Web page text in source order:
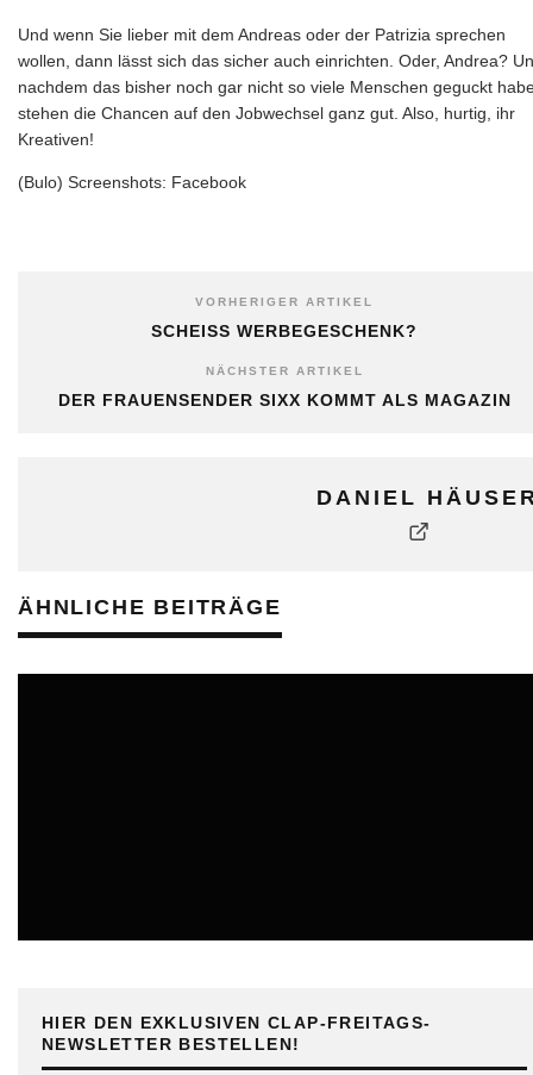
Und wenn Sie lieber mit dem Andreas oder der Patrizia sprechen
wollen, dann lässt sich das sicher auch einrichten. Oder, Andrea?
nachdem das bisher noch gar nicht so viele Menschen geguckt
stehen die Chancen auf den Jobwechsel ganz gut. Also, hurtig, ihr
Kreativen!
(Bulo) Screenshots: Facebook
VORHERIGER ARTIKEL
SCHEISS WERBEGESCHENK?
NÄCHSTER ARTIKEL
DER FRAUENSENDER SIXX KOMMT ALS MAGAZIN
DANIEL
ÄHNLICHE BEITRÄGE
HIER DEN EXKLUSIVEN CLAP-FREITAGS-
NEWSLETTER BESTELLEN!